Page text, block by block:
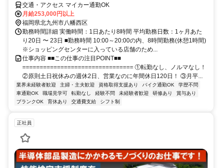
交通・アクセス マイカー通勤OK
月給253,000円以上
福岡県北九州市八幡西区
勤務時間詳細 実働時間：1日あたり8時間 平均勤務日数：1ヶ月あた
り20日 〜 23日 ■勤務時間 10:00～20:00の内、8時間勤務(休憩1時間)
※ショッピングセンターに入っている店舗のため...
仕事内容 ■■この仕事の注目POINT■■
================================ ①転勤なし、ノルマなし！
②原則土日祝休みの週休2日、営業なのに年間休日120日！ ③月平...
業界未経験者歓迎 主婦・主夫歓迎 資格取得支援あり バイク通勤OK
学歴不問
車通勤OK
職場見学可 転勤なし 経験不問 未経験者歓迎 研修あり
賞与あり
ブランクOK
育休あり 交通費支給 シフト制
正社員